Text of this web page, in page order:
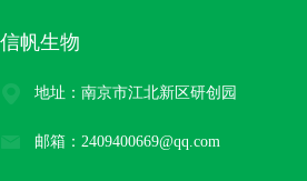
信帆生物
地址：南京市江北新区研创园
邮箱：2409400669@qq.com